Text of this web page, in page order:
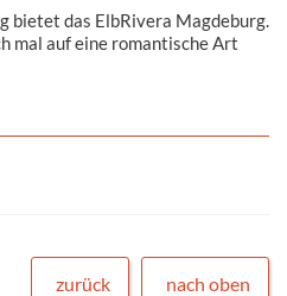
bietet das ElbRivera Magdeburg.
mal auf eine romantische Art
zurück nach oben